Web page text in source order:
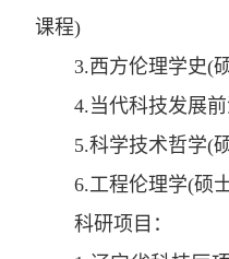
课程)
3.西方伦理学史(
4.当代科技发展
5.科学技术哲学(
6.工程伦理学(硕
科研项目：